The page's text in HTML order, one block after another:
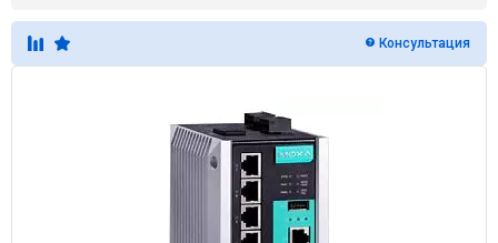
Консультация